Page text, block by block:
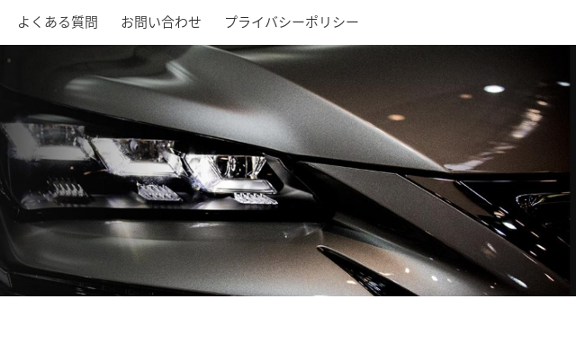
よくある質問 お問い合わせ プライバシーポリシー